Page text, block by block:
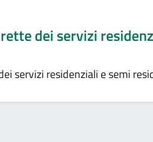
dei servizi
servizi residenziali e semi